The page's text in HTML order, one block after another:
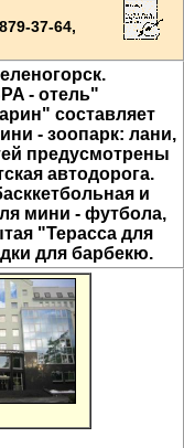
37-64,
- отель"
составляет
- зоопарк: лани,
предусмотрены
автодорога.
и
мини - футбола,
"Терасса для
для барбекю.